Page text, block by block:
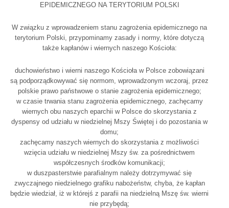
EPIDEMICZNEGO NA TERYTORIUM POLSKI
W związku z wprowadzeniem stanu zagrożenia epidemicznego na
terytorium Polski, przypominamy zasady i normy, które dotyczą
także kapłanów i wiernych naszego Kościoła:
duchowieństwo i wierni naszego Kościoła w Polsce zobowiązani
są podporządkowywać się normom, wprowadzonym wczoraj, przez
polskie prawo państwowe o stanie zagrożenia epidemicznego;
w czasie trwania stanu zagrożenia epidemicznego, zachęcamy
wiernych obu naszych eparchii w Polsce do skorzystania z
dyspensy od udziału w niedzielnej Mszy Świętej i do pozostania w
domu;
zachęcamy naszych wiernych do skorzystania z możliwości
wzięcia udziału w niedzielnej Mszy św. za pośrednictwem
współczesnych środków komunikacji;
w duszpasterstwie parafialnym należy dotrzymywać się
zwyczajnego niedzielnego grafiku nabożeństw, chyba, że kapłan
będzie wiedział, iż w którejś z parafii na niedzielną Mszę św. wierni
nie przybędą;